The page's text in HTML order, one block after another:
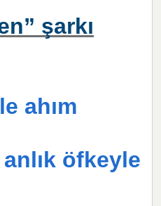
şarkı
ahım
öfkeyle